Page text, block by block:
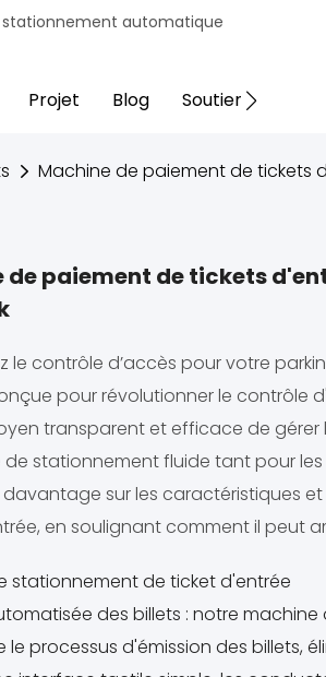
stationnement automatique
Projet Blog Soutien
Machine de paiement de tickets
de paiement de tickets
le contrôle d’accès pour votre
pour révolutionner le contrôle
transparent et efficace de gérer
de stationnement fluide tant pour
sur les caractéristiques
en soulignant comment il peut
stationnement de ticket d'entrée
des billets : notre
processus d'émission des billets,